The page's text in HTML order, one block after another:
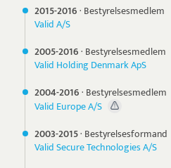
2015-2016· Bestyrelsesmedlem
Valid A/S
2005-2016· Bestyrelsesmedlem
Valid Holding Denmark ApS
2004-2016· Bestyrelsesmedlem
Valid Europe A/S
2003-2015· Bestyrelsesformand
Valid Secure Technologies A/S